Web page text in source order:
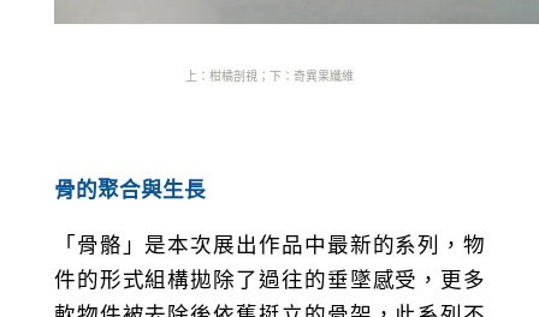
上：柑橘剖視 ；下：奇異果纖維
骨的聚合與生長
「骨骼」是本次展出作品中最新的系列，物
件的形式組構拋除了過往的垂墜感受，更多